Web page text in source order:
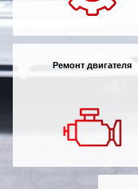
Ремонт двигателя